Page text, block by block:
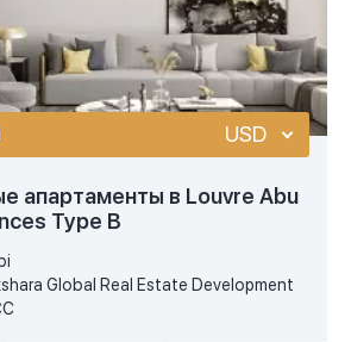
апартаменты в Louvre Abu
Type B
Global Real Estate Development
USD
AED